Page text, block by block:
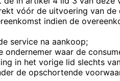
vóór de uitvoering van de
indien de
service na aankoop;
waar de
in het vorige lid slechts
de opschortende